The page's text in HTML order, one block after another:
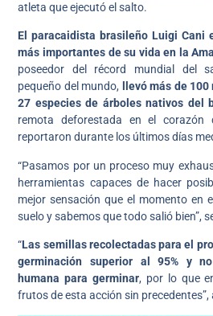
atleta que ejecutó el salto.
El paracaidista brasileño Luigi Cani
más importantes de su vida en la
poseedor del récord mundial del
pequeño del mundo,
llevó más de
27 especies de árboles nativos del
remota deforestada en el corazón
reportaron durante los últimos días
“Pasamos por un proceso muy
herramientas capaces de hacer
mejor sensación que el momento en
suelo y sabemos que todo salió bien”,
“Las semillas recolectadas para el
germinación superior al 95% y
humana para germinar, por lo que
frutos de esta acción sin precedentes”,